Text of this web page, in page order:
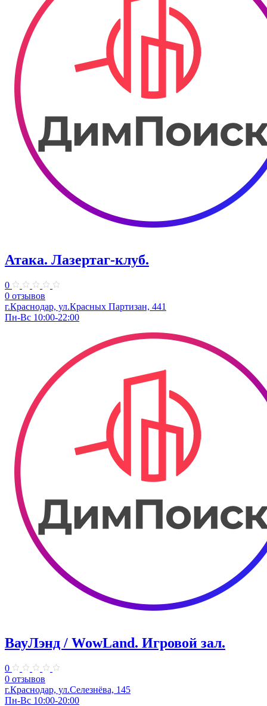
Атака. ​Лазертаг-клуб.
0
0 отзывов
г.Краснодар, ул.Красных Партизан, 441
Пн-Вс 10:00-22:00
ВауЛэнд / WowLand. ​Игровой зал.
0
0 отзывов
г.Краснодар, ул.Селезнёва, 145
Пн-Вс 10:00-20:00